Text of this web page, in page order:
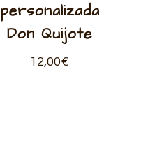
personalizada
Don Quijote
12,00€